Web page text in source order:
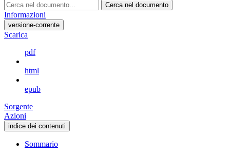
Cerca nel documento
Informazioni
versione-corrente
Scarica
pdf
html
epub
Sorgente
Azioni
indice dei contenuti
Sommario